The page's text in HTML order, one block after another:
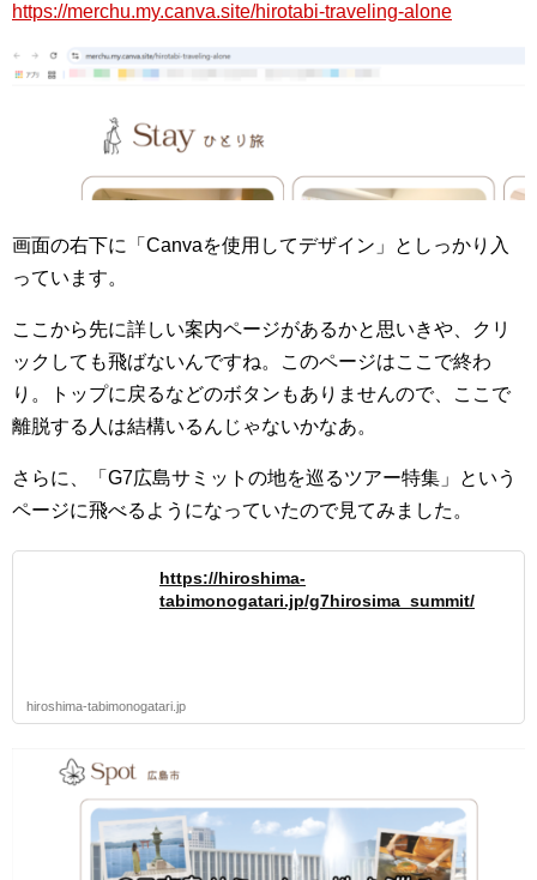
https://merchu.my.canva.site/hirotabi-traveling-alone
画面の右下に「Canvaを使用してデザイン」としっかり入
っています。
ここから先に詳しい案内ページがあるかと思いきや、クリ
ックしても飛ばないんですね。このページはここで終わ
り。トップに戻るなどのボタンもありませんので、ここで
離脱する人は結構いるんじゃないかなあ。
さらに、「G7広島サミットの地を巡るツアー特集」という
ページに飛べるようになっていたので見てみました。
https://hiroshima-
tabimonogatari.jp/g7hirosima_summit/
hiroshima-tabimonogatari.jp